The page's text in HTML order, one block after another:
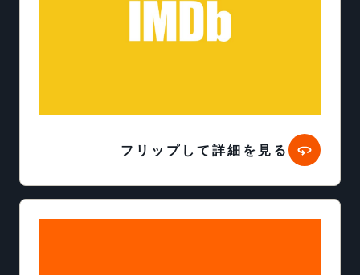
フリップして詳細を見る